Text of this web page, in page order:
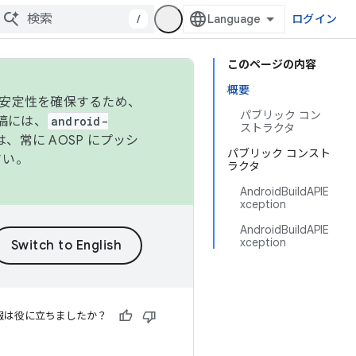
/ ログイン
このページの内容
概要
パブリック コン
ストラクタ
パブリック コンスト
ラクタ
AndroidBuildAPIE
xception
AndroidBuildAPIE
xception
性を確保するため、
は、
android-
常に AOSP にプッシ
。
は役に立ちましたか？